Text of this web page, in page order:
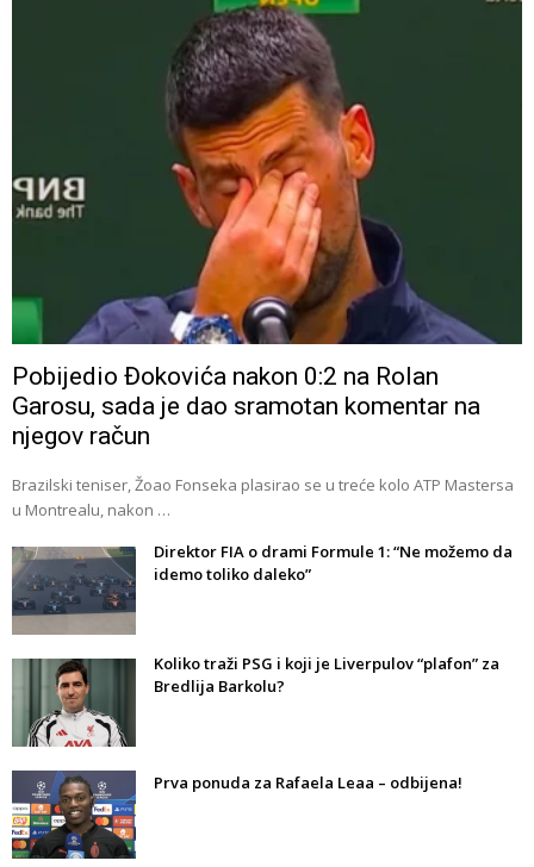
Pobijedio Đokovića nakon 0:2 na Rolan
Garosu, sada je dao sramotan komentar na
njegov račun
Brazilski teniser, Žoao Fonseka plasirao se u treće kolo ATP Mastersa
u Montrealu, nakon …
Direktor FIA o drami Formule 1: “Ne možemo da
idemo toliko daleko”
Koliko traži PSG i koji je Liverpulov “plafon” za
Bredlija Barkolu?
Prva ponuda za Rafaela Leaa – odbijena!